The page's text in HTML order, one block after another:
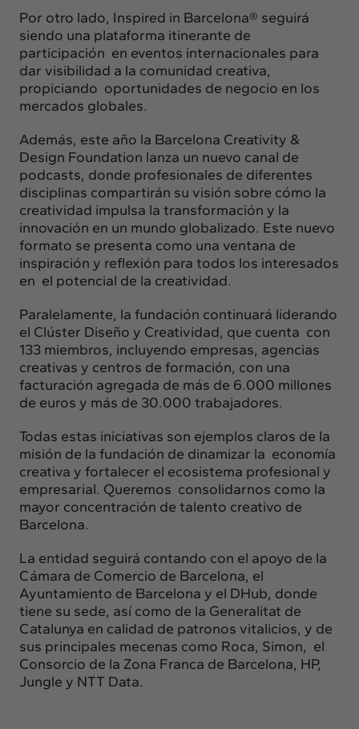
Por otro lado, Inspired in Barcelona® seguirá
siendo una plataforma itinerante de
participación en eventos internacionales para
dar visibilidad a la comunidad creativa,
propiciando oportunidades de negocio en los
mercados globales.
Además, este año la Barcelona Creativity &
Design Foundation lanza un nuevo canal de
podcasts, donde profesionales de diferentes
disciplinas compartirán su visión sobre cómo la
creatividad impulsa la transformación y la
innovación en un mundo globalizado. Este nuevo
formato se presenta como una ventana de
inspiración y reflexión para todos los interesados
en el potencial de la creatividad.
Paralelamente, la fundación continuará liderando
el Clúster Diseño y Creatividad, que cuenta con
133 miembros, incluyendo empresas, agencias
creativas y centros de formación, con una
facturación agregada de más de 6.000 millones
de euros y más de 30.000 trabajadores.
Todas estas iniciativas son ejemplos claros de la
misión de la fundación de dinamizar la economía
creativa y fortalecer el ecosistema profesional y
empresarial. Queremos consolidarnos como la
mayor concentración de talento creativo de
Barcelona.
La entidad seguirá contando con el apoyo de la
Cámara de Comercio de Barcelona, el
Ayuntamiento de Barcelona y el DHub, donde
tiene su sede, así como de la Generalitat de
Catalunya en calidad de patronos vitalicios, y de
sus principales mecenas como Roca, Simon, el
Consorcio de la Zona Franca de Barcelona, HP,
Jungle y NTT Data.